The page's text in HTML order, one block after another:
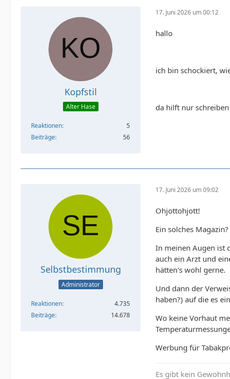
Kopfstil
Alter Hase
Reaktionen
5
Beiträge
56
17. Juni 2026 um 00:12
hallo
ich bin schockiert,
da hilft nur schreiben
Selbstbestimmung
Administrator
Reaktionen
4.735
Beiträge
14.678
17. Juni 2026 um 09:02
Ohjottohjott!
Ein solches
In meinen Augen ist
auch ein Arzt und
hätten's wohl gerne.
Und dann der
haben?) auf die es
Wo keine Vorhaut
Werbung für
Es gibt kein